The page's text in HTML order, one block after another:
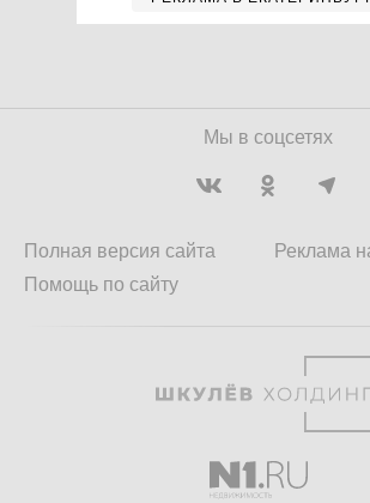
Мы в соцсетях
Полная версия сайта
Помощь по сайту
Реклама